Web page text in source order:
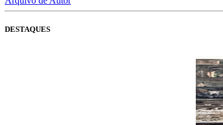
DESTAQUES